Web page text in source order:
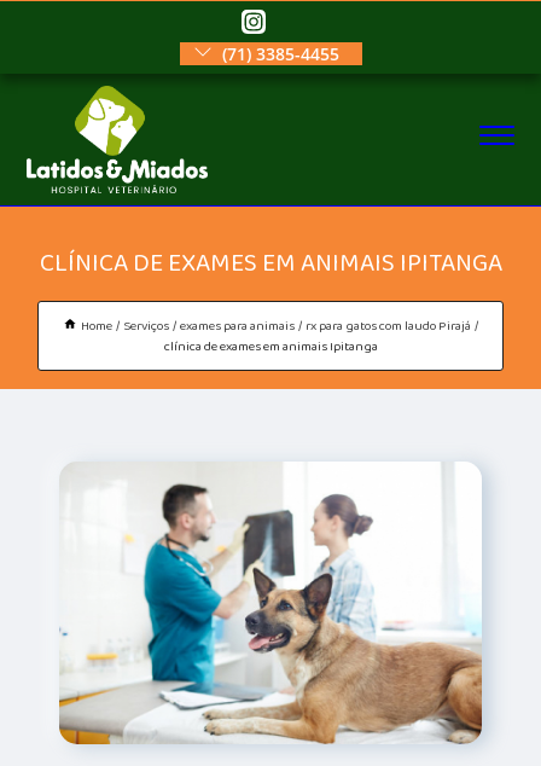
(71) 3385-4455
CLÍNICA DE EXAMES EM ANIMAIS IPITANGA
Home Serviços exames para animais rx para gatos com laudo Pirajá
clínica de exames em animais Ipitanga